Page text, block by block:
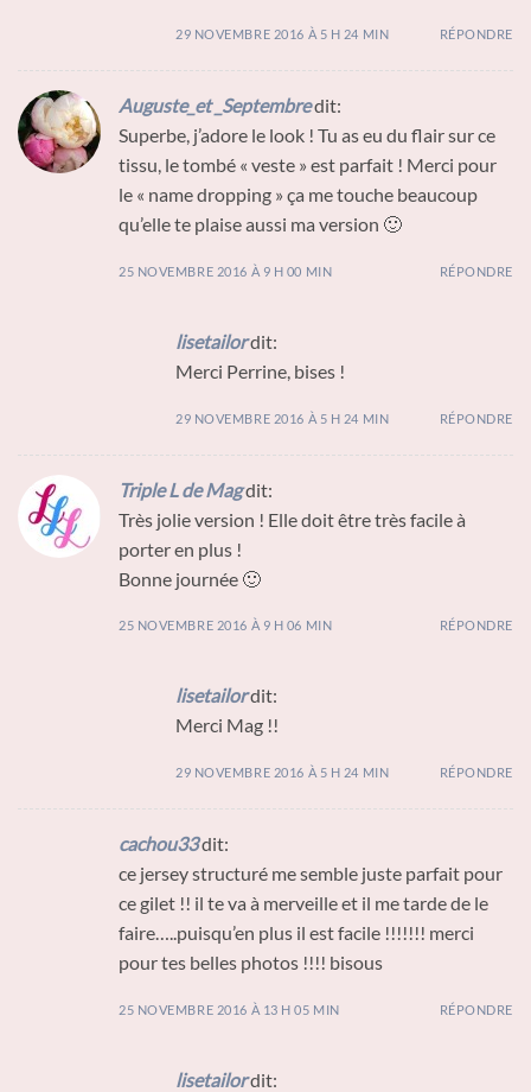
29 NOVEMBRE 2016 À 5 H 24 MIN RÉPONDRE
Auguste_et _Septembredit:
Superbe, j’adore le look ! Tu as eu du flair sur ce
tissu, le tombé « veste » est parfait ! Merci pour
le « name dropping » ça me touche beaucoup
qu’elle te plaise aussi ma version 🙂
25 NOVEMBRE 2016 À 9 H 00 MIN RÉPONDRE
lisetailordit:
Merci Perrine, bises !
29 NOVEMBRE 2016 À 5 H 24 MIN RÉPONDRE
Triple L de Magdit:
Très jolie version ! Elle doit être très facile à
porter en plus !
Bonne journée 🙂
25 NOVEMBRE 2016 À 9 H 06 MIN RÉPONDRE
lisetailordit:
Merci Mag !!
29 NOVEMBRE 2016 À 5 H 24 MIN RÉPONDRE
cachou33dit:
ce jersey structuré me semble juste parfait pour
ce gilet !! il te va à merveille et il me tarde de le
faire…..puisqu’en plus il est facile !!!!!!! merci
pour tes belles photos !!!! bisous
25 NOVEMBRE 2016 À 13 H 05 MIN RÉPONDRE
lisetailordit: